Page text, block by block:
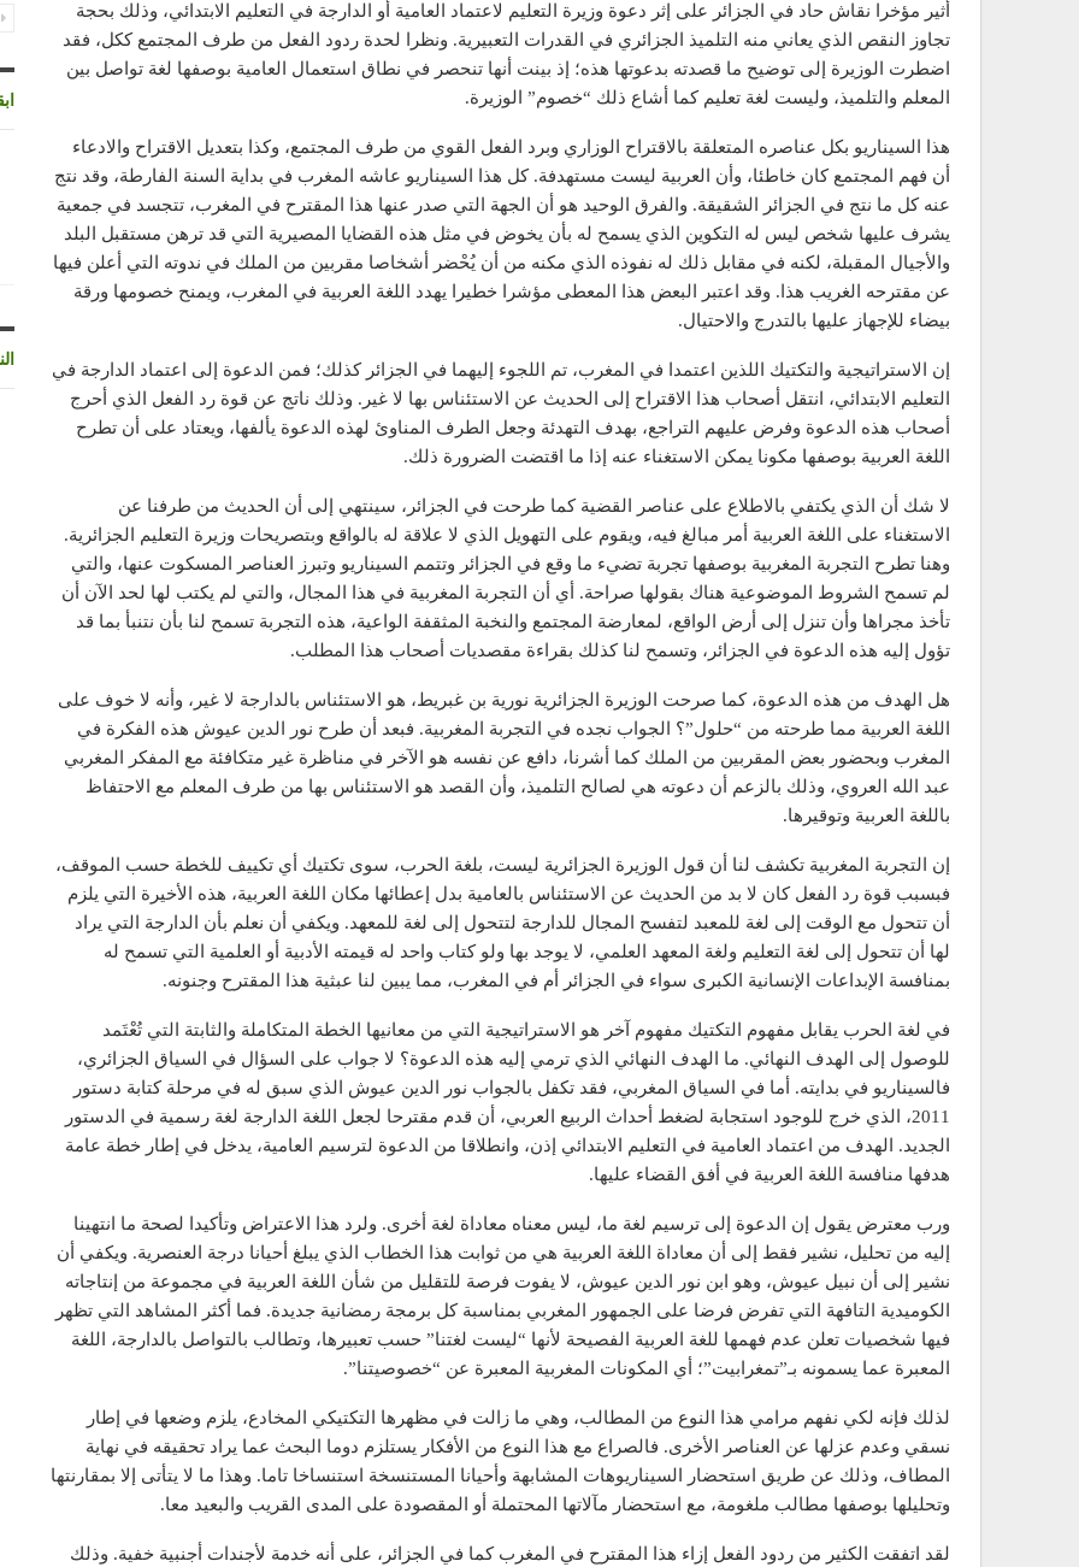
أثير مؤخرا نقاش حاد في الجزائر على إثر دعوة وزيرة التعليم لاعتماد العامية أو الدارجة في التعليم الابتدائي، وذلك بحجة
تجاوز النقص الذي يعاني منه التلميذ الجزائري في القدرات التعبيرية. ونظرا لحدة ردود الفعل من طرف المجتمع ككل، فقد
اضطرت الوزيرة إلى توضيح ما قصدته بدعوتها هذه؛ إذ بينت أنها تنحصر في نطاق استعمال العامية بوصفها لغة تواصل بين
المعلم والتلميذ، وليست لغة تعليم كما أشاع ذلك “خصوم” الوزيرة.
هذا السيناريو بكل عناصره المتعلقة بالاقتراح الوزاري وبرد الفعل القوي من طرف المجتمع، وكذا بتعديل الاقتراح والادعاء
أن فهم المجتمع كان خاطئا، وأن العربية ليست مستهدفة. كل هذا السيناريو عاشه المغرب في بداية السنة الفارطة، وقد نتج
عنه كل ما نتج في الجزائر الشقيقة. والفرق الوحيد هو أن الجهة التي صدر عنها هذا المقترح في المغرب، تتجسد في جمعية
يشرف عليها شخص ليس له التكوين الذي يسمح له بأن يخوض في مثل هذه القضايا المصيرية التي قد ترهن مستقبل البلد
والأجيال المقبلة، لكنه في مقابل ذلك له نفوذه الذي مكنه من أن يُحْضر أشخاصا مقربين من الملك في ندوته التي أعلن فيها
عن مقترحه الغريب هذا. وقد اعتبر البعض هذا المعطى مؤشرا خطيرا يهدد اللغة العربية في المغرب، ويمنح خصومها ورقة
بيضاء للإجهاز عليها بالتدرج والاحتيال.
إن الاستراتيجية والتكتيك اللذين اعتمدا في المغرب، تم اللجوء إليهما في الجزائر كذلك؛ فمن الدعوة إلى اعتماد الدارجة في
التعليم الابتدائي، انتقل أصحاب هذا الاقتراح إلى الحديث عن الاستئناس بها لا غير. وذلك ناتج عن قوة رد الفعل الذي أحرج
أصحاب هذه الدعوة وفرض عليهم التراجع، بهدف التهدئة وجعل الطرف المناوئ لهذه الدعوة يألفها، ويعتاد على أن تطرح
اللغة العربية بوصفها مكونا يمكن الاستغناء عنه إذا ما اقتضت الضرورة ذلك.
لا شك أن الذي يكتفي بالاطلاع على عناصر القضية كما طرحت في الجزائر، سينتهي إلى أن الحديث من طرفنا عن
الاستغناء على اللغة العربية أمر مبالغ فيه، ويقوم على التهويل الذي لا علاقة له بالواقع وبتصريحات وزيرة التعليم الجزائرية.
وهنا تطرح التجربة المغربية بوصفها تجربة تضيء ما وقع في الجزائر وتتمم السيناريو وتبرز العناصر المسكوت عنها، والتي
لم تسمح الشروط الموضوعية هناك بقولها صراحة. أي أن التجربة المغربية في هذا المجال، والتي لم يكتب لها لحد الآن أن
تأخذ مجراها وأن تنزل إلى أرض الواقع، لمعارضة المجتمع والنخبة المثقفة الواعية، هذه التجربة تسمح لنا بأن نتنبأ بما قد
تؤول إليه هذه الدعوة في الجزائر، وتسمح لنا كذلك بقراءة مقصديات أصحاب هذا المطلب.
هل الهدف من هذه الدعوة، كما صرحت الوزيرة الجزائرية نورية بن غبريط، هو الاستئناس بالدارجة لا غير، وأنه لا خوف على
اللغة العربية مما طرحته من “حلول”؟ الجواب نجده في التجربة المغربية. فبعد أن طرح نور الدين عيوش هذه الفكرة في
المغرب وبحضور بعض المقربين من الملك كما أشرنا، دافع عن نفسه هو الآخر في مناظرة غير متكافئة مع المفكر المغربي
عبد الله العروي، وذلك بالزعم أن دعوته هي لصالح التلميذ، وأن القصد هو الاستئناس بها من طرف المعلم مع الاحتفاظ
باللغة العربية وتوقيرها.
إن التجربة المغربية تكشف لنا أن قول الوزيرة الجزائرية ليست، بلغة الحرب، سوى تكتيك أي تكييف للخطة حسب الموقف،
فبسبب قوة رد الفعل كان لا بد من الحديث عن الاستئناس بالعامية بدل إعطائها مكان اللغة العربية، هذه الأخيرة التي يلزم
أن تتحول مع الوقت إلى لغة للمعبد لتفسح المجال للدارجة لتتحول إلى لغة للمعهد. ويكفي أن نعلم بأن الدارجة التي يراد
لها أن تتحول إلى لغة التعليم ولغة المعهد العلمي، لا يوجد بها ولو كتاب واحد له قيمته الأدبية أو العلمية التي تسمح له
بمنافسة الإبداعات الإنسانية الكبرى سواء في الجزائر أم في المغرب، مما يبين لنا عبثية هذا المقترح وجنونه.
في لغة الحرب يقابل مفهوم التكتيك مفهوم آخر هو الاستراتيجية التي من معانيها الخطة المتكاملة والثابتة التي تُعْتَمد
للوصول إلى الهدف النهائي. ما الهدف النهائي الذي ترمي إليه هذه الدعوة؟ لا جواب على السؤال في السياق الجزائري،
فالسيناريو في بدايته. أما في السياق المغربي، فقد تكفل بالجواب نور الدين عيوش الذي سبق له في مرحلة كتابة دستور
2011، الذي خرج للوجود استجابة لضغط أحداث الربيع العربي، أن قدم مقترحا لجعل اللغة الدارجة لغة رسمية في الدستور
الجديد. الهدف من اعتماد العامية في التعليم الابتدائي إذن، وانطلاقا من الدعوة لترسيم العامية، يدخل في إطار خطة عامة
هدفها منافسة اللغة العربية في أفق القضاء عليها.
ورب معترض يقول إن الدعوة إلى ترسيم لغة ما، ليس معناه معاداة لغة أخرى. ولرد هذا الاعتراض وتأكيدا لصحة ما انتهينا
إليه من تحليل، نشير فقط إلى أن معاداة اللغة العربية هي من ثوابت هذا الخطاب الذي يبلغ أحيانا درجة العنصرية. ويكفي أن
نشير إلى أن نبيل عيوش، وهو ابن نور الدين عيوش، لا يفوت فرصة للتقليل من شأن اللغة العربية في مجموعة من إنتاجاته
الكوميدية التافهة التي تفرض فرضا على الجمهور المغربي بمناسبة كل برمجة رمضانية جديدة. فما أكثر المشاهد التي تظهر
فيها شخصيات تعلن عدم فهمها للغة العربية الفصيحة لأنها “ليست لغتنا” حسب تعبيرها، وتطالب بالتواصل بالدارجة، اللغة
المعبرة عما يسمونه بـ”تمغرابيت”؛ أي المكونات المغربية المعبرة عن “خصوصيتنا”.
لذلك فإنه لكي نفهم مرامي هذا النوع من المطالب، وهي ما زالت في مظهرها التكتيكي المخادع، يلزم وضعها في إطار
نسقي وعدم عزلها عن العناصر الأخرى. فالصراع مع هذا النوع من الأفكار يستلزم دوما البحث عما يراد تحقيقه في نهاية
المطاف، وذلك عن طريق استحضار السيناريوهات المشابهة وأحيانا المستنسخة استنساخا تاما. وهذا ما لا يتأتى إلا بمقارنتها
وتحليلها بوصفها مطالب ملغومة، مع استحضار مآلاتها المحتملة أو المقصودة على المدى القريب والبعيد معا.
لقد اتفقت الكثير من ردود الفعل إزاء هذا المقترح في المغرب كما في الجزائر، على أنه خدمة لأجندات أجنبية خفية. وذلك